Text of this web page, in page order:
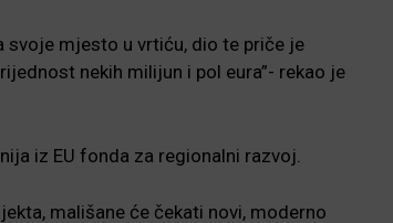
svoje mjesto u vrtiću, dio te priče je
nekih milijun i pol eura”- rekao je
iz EU fonda za regionalni razvoj.
mališane će čekati novi, moderno